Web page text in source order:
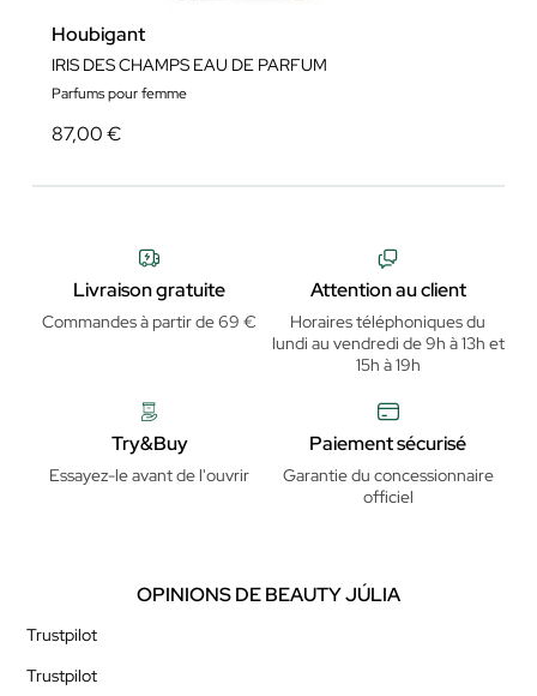
Houbigant
IRIS DES CHAMPS EAU DE PARFUM
Parfums pour femme
87,00 €
Livraison gratuite
Commandes à partir de 69 €
Attention au client
Horaires téléphoniques du
lundi au vendredi de 9h à 13h et
15h à 19h
Try&Buy
Essayez-le avant de l'ouvrir
Paiement sécurisé
Garantie du concessionnaire
officiel
OPINIONS DE BEAUTY JÚLIA
Trustpilot
Trustpilot